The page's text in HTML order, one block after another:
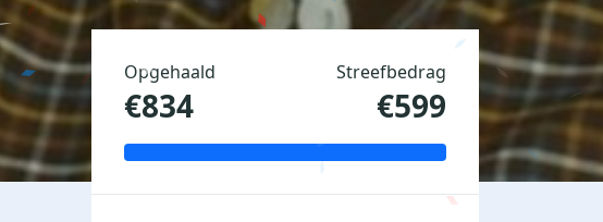
Opgehaald
€834
Streefbedrag
€599